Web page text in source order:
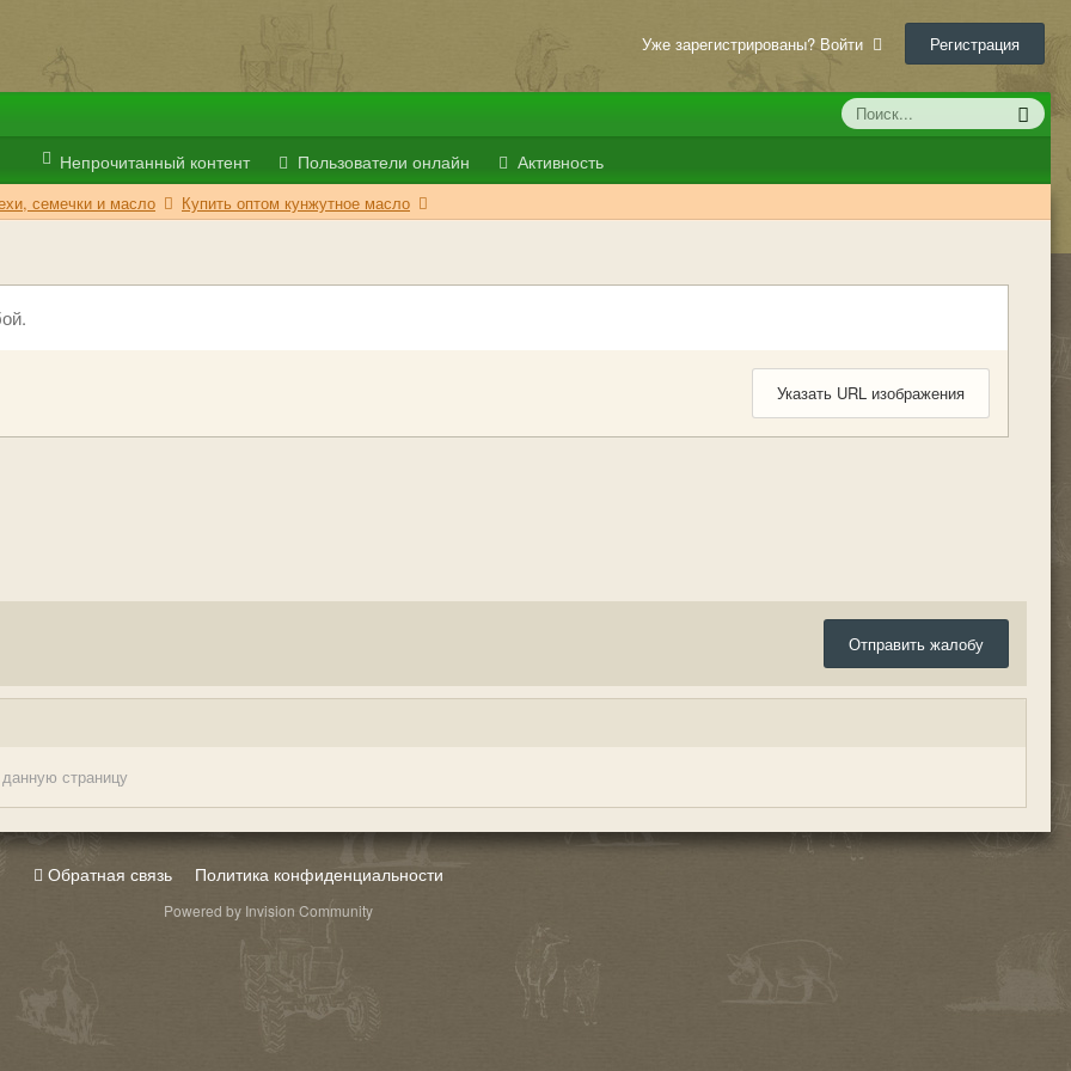
Уже зарегистрированы? Войти Регистрация
Непрочитанный контент Пользователи онлайн Активность
семечки и масло Купить оптом кунжутное масло
Указать URL изображения
Отправить жалобу
страницу
Обратная связь Политика конфиденциальности
Powered by Invision Community